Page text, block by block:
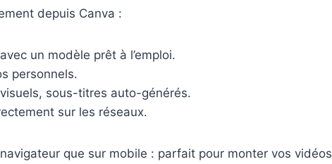
depuis Canva :
un modèle prêt à l’emploi.
personnels.
sous-titres auto-générés.
sur les réseaux.
que sur mobile : parfait pour monter vos vidéos